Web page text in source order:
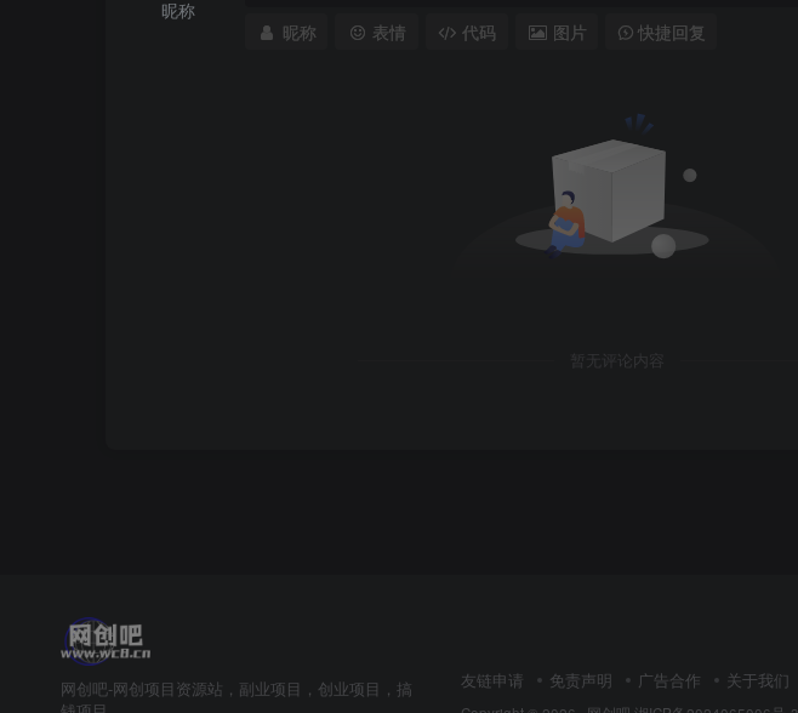
昵称
昵称 表情 代码 图片 快捷回复
暂无评论内容
网创吧-网创项目资源站，副业项目，创业项目，搞
友链申请 免责声明 广告合作 关于我们